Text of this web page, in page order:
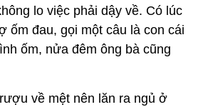
lo việc phải dậy về. Có lúc
ốm đau, gọi một câu là con cái
ốm, nửa đêm ông bà cũng
về mệt nên lăn ra ngủ ở